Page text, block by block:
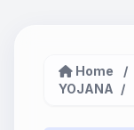
Home /
YOJANA /